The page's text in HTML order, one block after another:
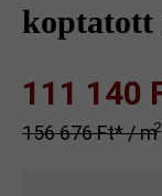
koptatott
111 140
156 676 Ft‎‎‎* / m2